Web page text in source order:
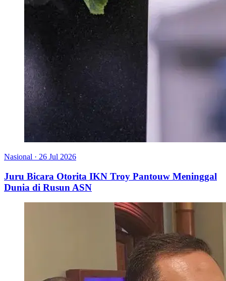
Nasional · 26 Jul 2026
Juru Bicara Otorita IKN Troy Pantouw Meninggal
Dunia di Rusun ASN